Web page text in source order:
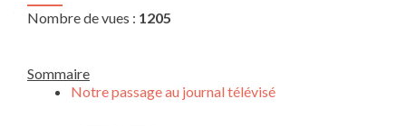
Nombre de vues : 1205
Sommaire
Notre passage au journal télévisé